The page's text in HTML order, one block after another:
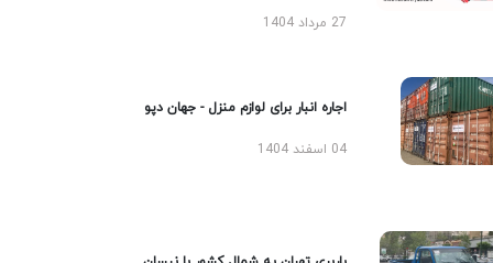
27 مرداد 1404
اجاره انبار برای لوازم منزل - جهان دپو
04 اسفند 1404